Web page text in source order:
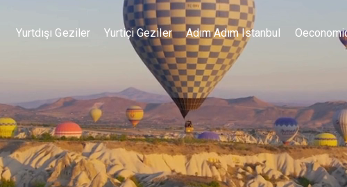
Yurtdışı Geziler Yurtiçi Geziler Adım Adım Istanbul